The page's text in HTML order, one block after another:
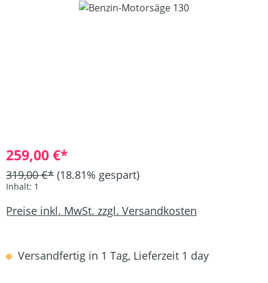
Bildergalerie überspringen
259,00 €*
319,00 €* (18.81% gespart)
Inhalt: 1
Preise inkl. MwSt. zzgl. Versandkosten
Versandfertig in 1 Tag, Lieferzeit 1 day